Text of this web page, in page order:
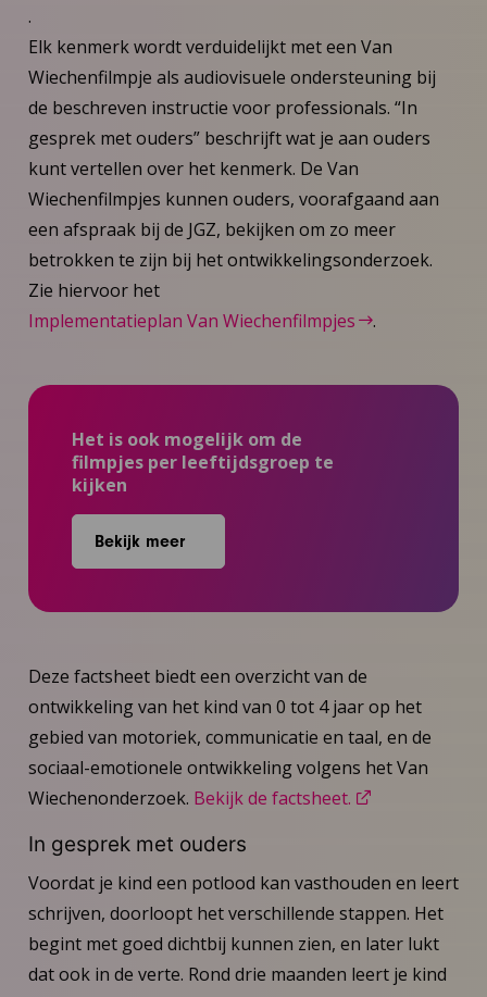
.
Elk kenmerk wordt verduidelijkt met een Van
Wiechenfilmpje als audiovisuele ondersteuning bij
de beschreven instructie voor professionals. “In
gesprek met ouders” beschrijft wat je aan ouders
kunt vertellen over het kenmerk. De Van
Wiechenfilmpjes kunnen ouders, voorafgaand aan
een afspraak bij de JGZ, bekijken om zo meer
betrokken te zijn bij het ontwikkelingsonderzoek.
Zie hiervoor het
Implementatieplan Van Wiechenfilmpjes
.
Het is ook mogelijk om de
filmpjes per leeftijdsgroep te
kijken
Bekijk meer
Deze factsheet biedt een overzicht van de
ontwikkeling van het kind van 0 tot 4 jaar op het
gebied van motoriek, communicatie en taal, en de
sociaal-emotionele ontwikkeling volgens het Van
Wiechenonderzoek. Bekijk de factsheet.
In gesprek met ouders
Voordat je kind een potlood kan vasthouden en leert
schrijven, doorloopt het verschillende stappen. Het
begint met goed dichtbij kunnen zien, en later lukt
dat ook in de verte. Rond drie maanden leert je kind